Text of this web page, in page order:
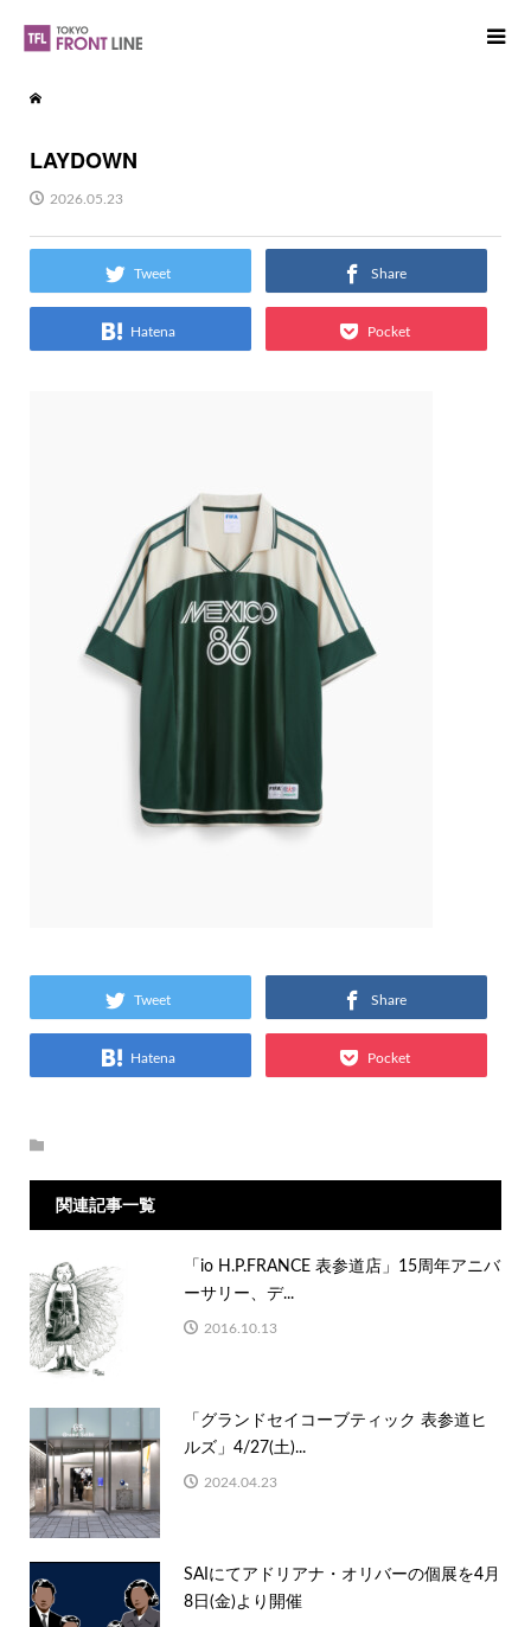
LAYDOWN
2026.05.23
Tweet Share
Hatena Pocket
Tweet Share
Hatena Pocket
関連記事一覧
「io H.P.FRANCE 表参道店」15周年アニバ
ーサリー、デ...
2016.10.13
「グランドセイコーブティック 表参道ヒ
ルズ」4/27(土)...
2024.04.23
SAIにてアドリアナ・オリバーの個展を4月
8日(金)より開催